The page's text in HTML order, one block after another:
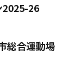
2025-26
総合運動場